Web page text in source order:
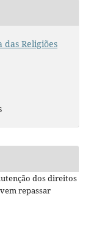
das Religiões
dos direitos
repassar